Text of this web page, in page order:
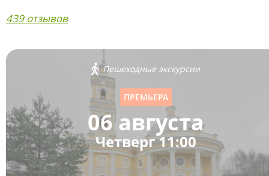
439 отзывов
Пешеходные экскурсии
ПРЕМЬЕРА
06 августа
Четверг 11:00